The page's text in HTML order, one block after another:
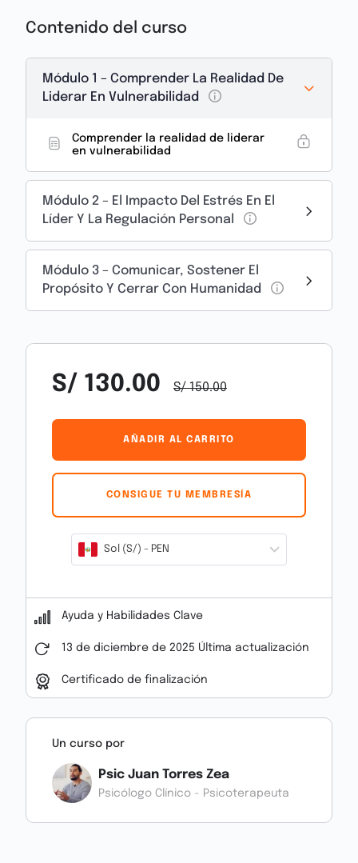
llenes la encuesta para recibir tu certificación.
Liderar en contextos vulnerables no es cuestión
es cuestión de humanidad, estrategia y claridad
emocional.
Aprenderás a:
✔️ Regularte en medio del caos
✔️ Leer el entorno sin saturarte
✔️ Liderar con propósito en medio de la presión
Donde hay vulnerabilidad, el liderazgo
transforma.
Contenido del curso
Módulo 1 – Comprender La Realidad De
Liderar En Vulnerabilidad
Comprender la realidad de liderar
en vulnerabilidad
Módulo 2 – El Impacto Del Estrés En El
Líder Y La Regulación Personal
Módulo 3 – Comunicar, Sostener El
Propósito Y Cerrar Con Humanidad
S/ 130.00 S/150.00
AÑADIR AL CARRITO
CONSIGUE TU MEMBRESÍA
Sol (S/) - PEN
Ayuda y Habilidades Clave
13 de diciembre de 2025 Última actualización
Certificado de finalización
Un curso por
Psic Juan Torres Zea
Psicólogo Clínico - Psicoterapeuta